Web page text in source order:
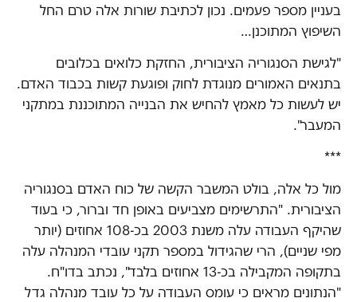
בעניין מספר פעמים. נכון לכתיבת שורות אלה טרם החל
השיפוץ המתוכנן…
"לגישת הסנגוריה הציבורית, החזקת כלואים בכלובים
בתנאים האמורים מנוגדת לחוק ופוגעת קשות בכבוד האדם.
יש לעשות כל מאמץ להחיש את הבנייה המתוכננת במתקני
המעבר".
***
מול כל אלה, בולט המשבר הקשה של כוח האדם בסנגוריה
הציבורית. "התרשימים מצביעים באופן חד וברור, כי בעוד
שהיקף העבודה עלה משנת 2003 בכ-108 אחוזים (יותר
מפי שניים), הרי שהגידול במספר תקני עובדי המנהלה עלה
בתקופה המקבילה בכ-13 אחוזים בלבד", נכתב בדו"ח.
"הנתונים מראים כי עומס העבודה על כל עובד מנהלה גדל